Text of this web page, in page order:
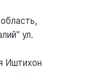
ул.
Иштихон